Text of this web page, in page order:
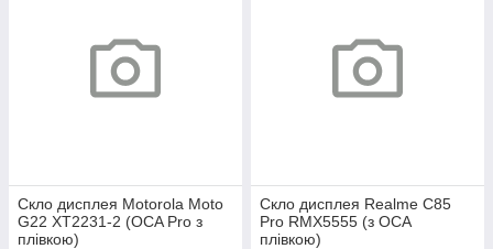
Скло дисплея Motorola Moto
G22 XT2231-2 (OCA Pro з
плівкою)
Скло дисплея Realme C85
Pro RMX5555 (з OCA
плівкою)